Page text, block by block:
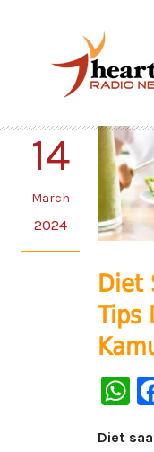
14
March
2024
Diet
Tips
Diet